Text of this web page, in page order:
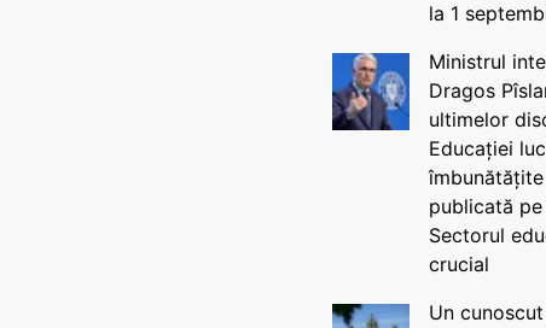
la 1
Ministrul
Dragos
ultimelor
Educației
publicată
Sectorul
crucial
Un